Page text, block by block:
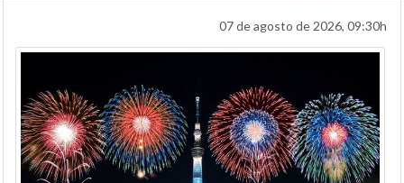
07 de agosto de 2026, 09:30h